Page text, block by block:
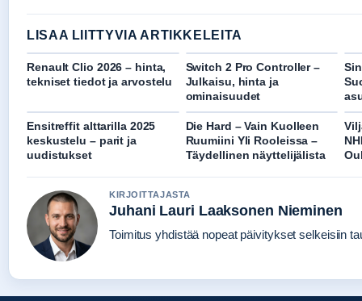
LISAA LIITTYVIA ARTIKKELEITA
Renault Clio 2026 – hinta,
tekniset tiedot ja arvostelu
Switch 2 Pro Controller –
Julkaisu, hinta ja
ominaisuudet
Ensitreffit alttarilla 2025
keskustelu – parit ja
uudistukset
Die Hard – Vain Kuolleen
Ruumiini Yli Rooleissa –
Täydellinen näyttelijälista
KIRJOITTAJASTA
Juhani Lauri Laaksonen Nieminen
Toimitus yhdistää nopeat päivitykset selkeisiin